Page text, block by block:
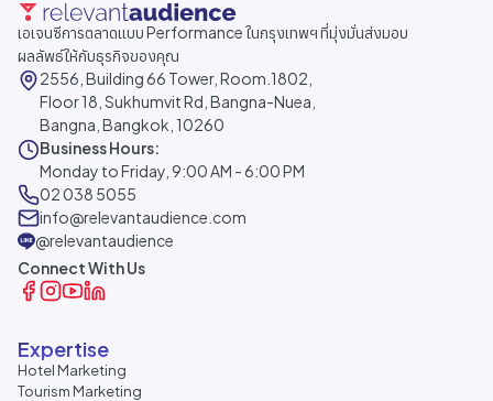
เอเจนซีการตลาดแบบ Performance ในกรุงเทพฯ ที่มุ่งมั่นส่งมอบ
ผลลัพธ์ให้กับธุรกิจของคุณ
2556, Building 66 Tower, Room.1802,
Floor 18, Sukhumvit Rd, Bangna-Nuea,
Bangna, Bangkok, 10260
Business Hours:
Monday to Friday, 9:00 AM - 6:00 PM
02 038 5055
info@relevantaudience.com
@relevantaudience
Connect With Us
Expertise
Hotel Marketing
Tourism Marketing